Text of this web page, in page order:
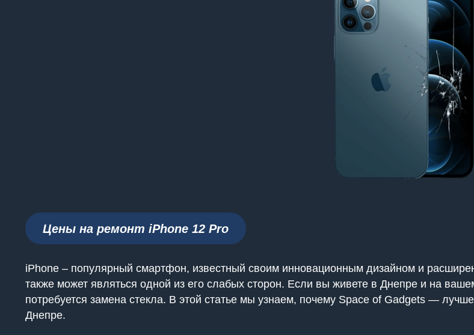
Цены на ремонт iPhone 12 Pro
iPhone – популярный смартфон, известный своим инновационным дизайном и
также может являться одной из его слабых сторон. Если вы живете в Днепре и на
потребуется замена стекла. В этой статье мы узнаем, почему Space of Gadgets —
Днепре.